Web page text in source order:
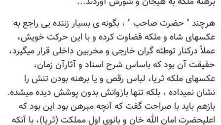
هرچند " حضرت صاحب " ، بگونه ی بسیار زننده یی راجع به
عکسهای شاه و ملکه قضاوت کرده و با این حرکت خویش،
عملاً درکنار توطئه گران خارجی و مخربین داخلی قرار میگیرد،
حقیقت آن بود که باساس شرح اسناد و آثارآن زمان،
عکسهای ملکه ثریا، لباس رقص و یا برهنه بودن تنش را
نشان نمیداده ، بلکه تنها بازوانش بدون پوشش دیده میشده.
بازهم باید با صراحت گفت که آنچه مبرهن بود این بود که
اعلیحضرت امان الله خان و بانوی اول مملکت (ثریا)، با آنکه